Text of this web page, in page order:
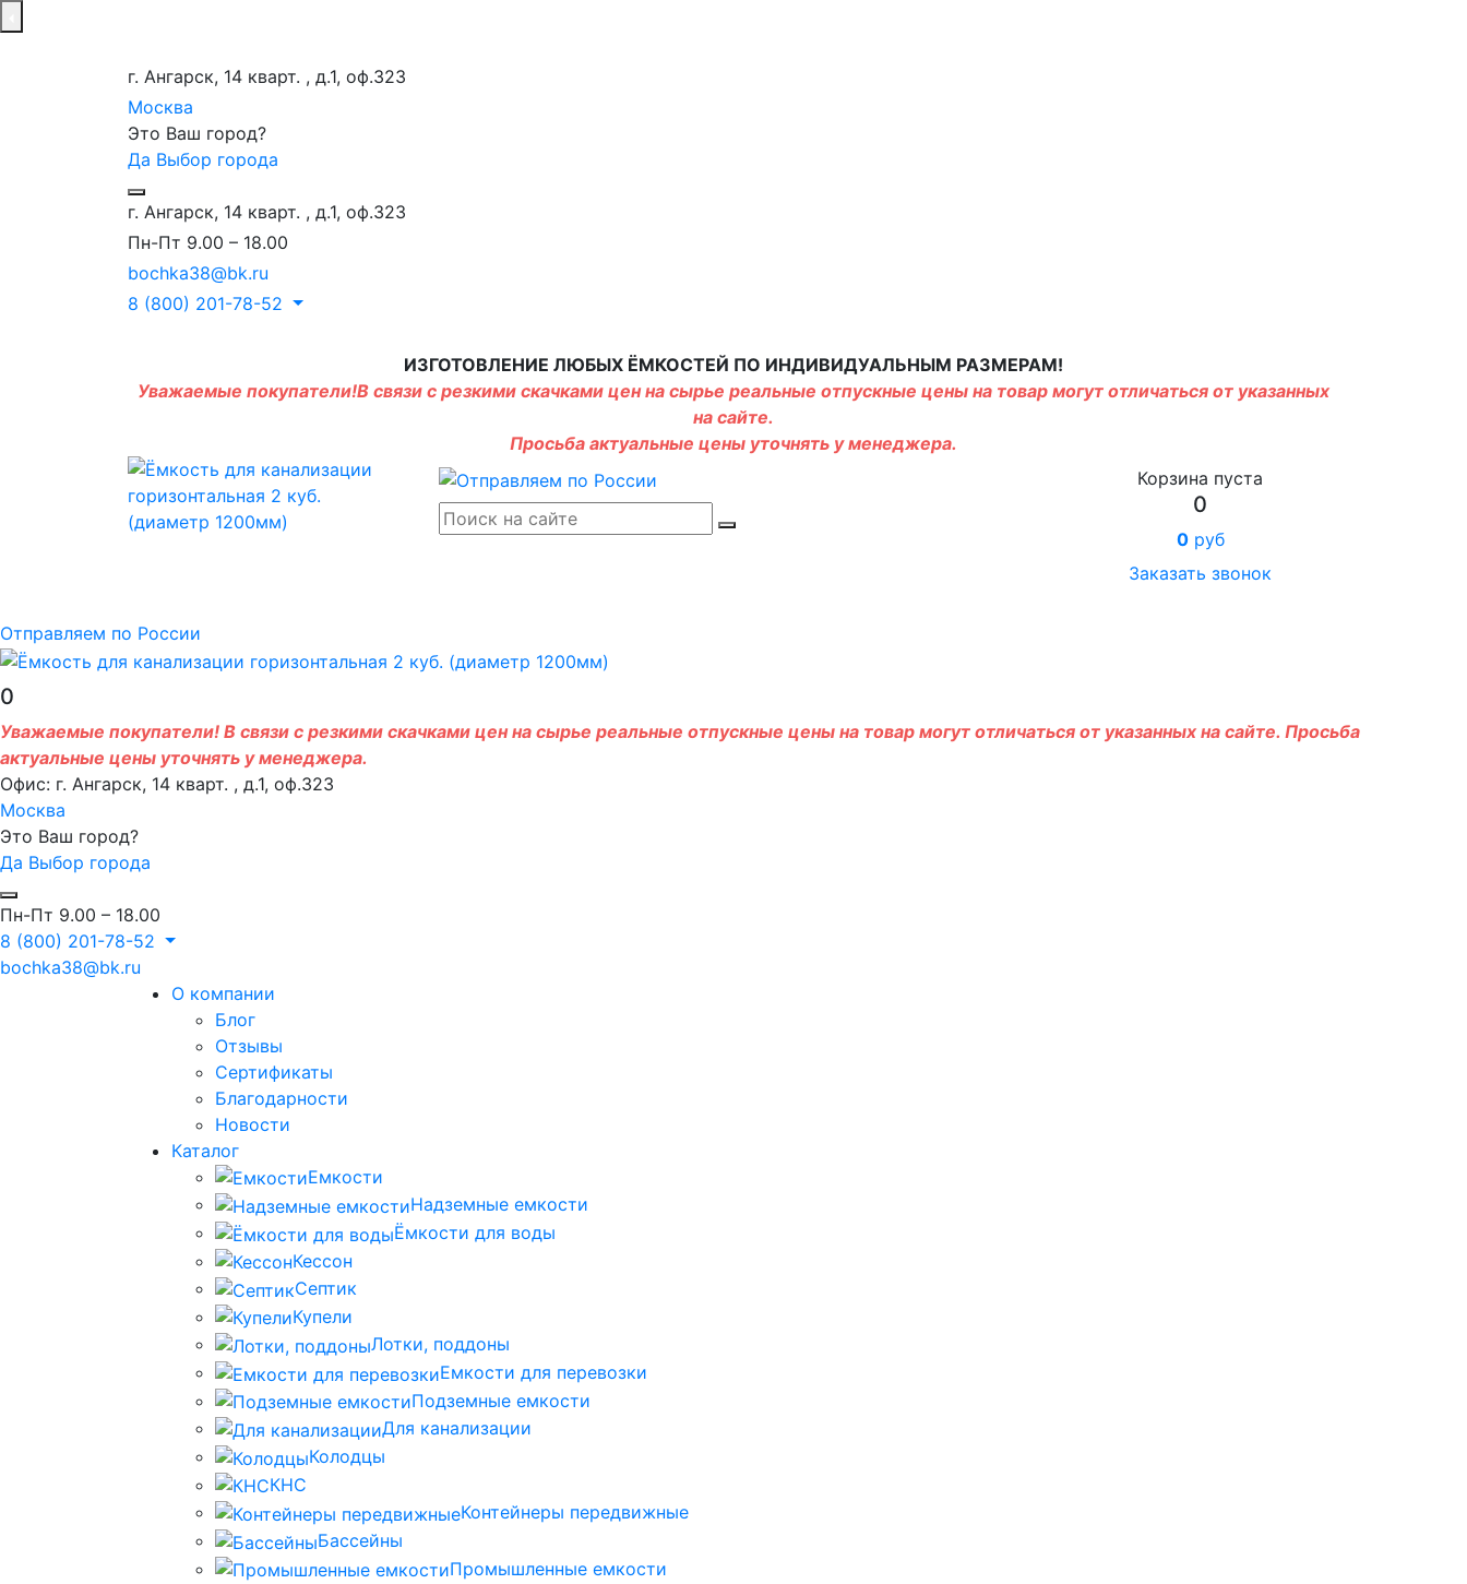
г. Ангарск, 14 кварт. , д.1, оф.323
Москва
Это Ваш город?
Да Выбор города
г. Ангарск, 14 кварт. , д.1, оф.323
Пн-Пт 9.00 – 18.00
bochka38@bk.ru
8 (800) 201-78-52
ИЗГОТОВЛЕНИЕ ЛЮБЫХ ЁМКОСТЕЙ ПО ИНДИВИДУАЛЬНЫМ РАЗМЕРАМ!
Уважаемые покупатели!В связи с резкими скачками цен на сырье реальные отпускные цены на товар могут отличаться от указанных
на сайте.
Просьба актуальные цены уточнять у менеджера.
Корзина пуста
0
0руб
Заказать звонок
Отправляем по России
0
Уважаемые покупатели! В связи с резкими скачками цен на сырье реальные отпускные цены на товар могут отличаться от указанных на сайте. Просьба
актуальные цены уточнять у менеджера.
Офис: г. Ангарск, 14 кварт. , д.1, оф.323
Москва
Это Ваш город?
Да Выбор города
Пн-Пт 9.00 – 18.00
8 (800) 201-78-52
bochka38@bk.ru
О компании
Блог
Отзывы
Сертификаты
Благодарности
Новости
Каталог
Емкости
Надземные емкости
Ёмкости для воды
Кессон
Септик
Купели
Лотки, поддоны
Емкости для перевозки
Подземные емкости
Для канализации
Колодцы
КНС
Контейнеры передвижные
Бассейны
Промышленные емкости